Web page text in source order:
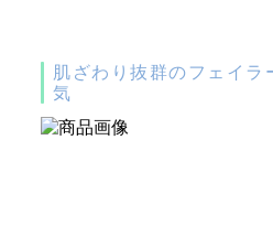
肌ざわり抜群のフェイラ
気